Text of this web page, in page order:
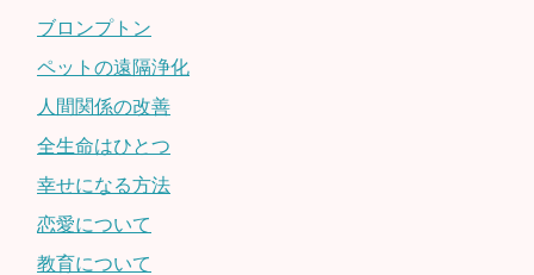
ブロンプトン
ペットの遠隔浄化
人間関係の改善
全生命はひとつ
幸せになる方法
恋愛について
教育について